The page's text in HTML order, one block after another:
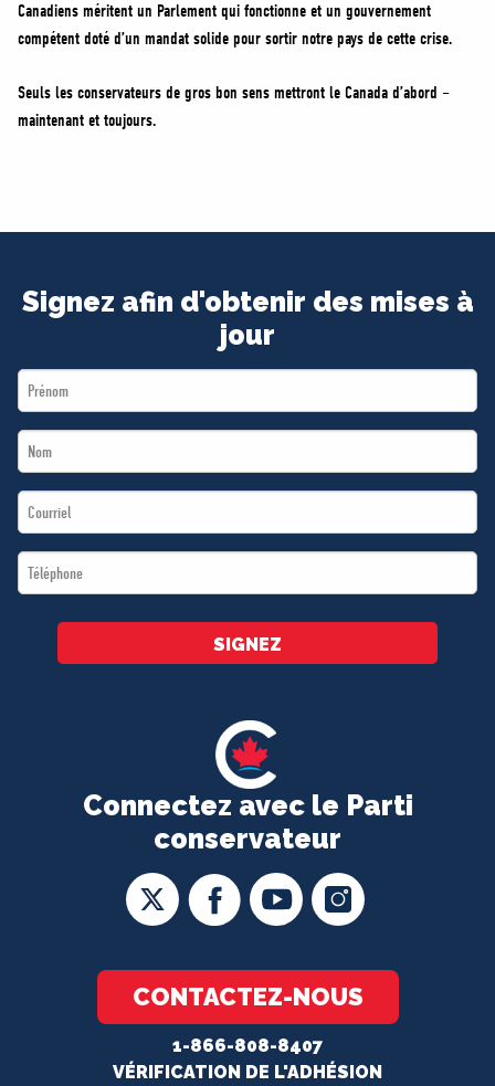
Canadiens méritent un Parlement qui fonctionne et un gouvernement
compétent doté d’un mandat solide pour sortir notre pays de cette crise.
Seuls les conservateurs de gros bon sens mettront le Canada d’abord –
maintenant et toujours.
Connectez avec le Parti
conservateur
CONTACTEZ-NOUS
1-866-808-8407
VÉRIFICATION DE L'ADHÉSION
Signez afin d'obtenir des mises à
jour
First
Name
Last
Name
Email
*
Téléphone
*
SIGNEZ